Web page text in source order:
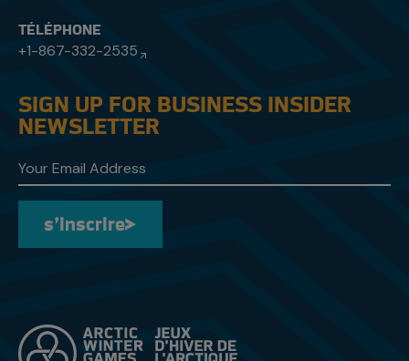
TÉLÉPHONE
+1-867-332-2535
SIGN UP FOR BUSINESS INSIDER
NEWSLETTER
s’inscrire
s’inscrire